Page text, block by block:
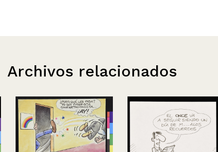
Archivos relacionados